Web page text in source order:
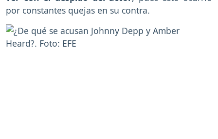
por constantes quejas en su contra.